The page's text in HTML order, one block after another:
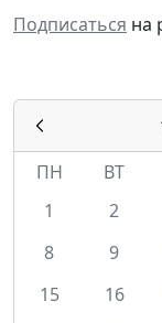
Подписаться на
ПН
ВТ
1
2
8
9
15
16